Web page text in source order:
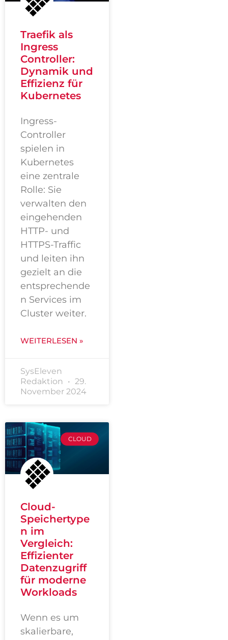
Traefik als
Ingress
Controller:
Dynamik und
Effizienz für
Kubernetes
Ingress-
Controller
spielen in
Kubernetes
eine zentrale
Rolle: Sie
verwalten den
eingehenden
HTTP- und
HTTPS-Traffic
und leiten ihn
gezielt an die
entsprechende
n Services im
Cluster weiter.
WEITERLESEN »
SysEleven
Redaktion
29.
November 2024
CLOUD
Cloud-
Speichertype
n im
Vergleich:
Effizienter
Datenzugriff
für moderne
Workloads
Wenn es um
skalierbare,